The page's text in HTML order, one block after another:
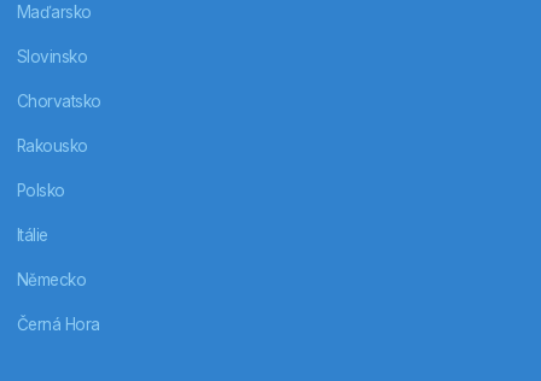
Maďarsko
Slovinsko
Chorvatsko
Rakousko
Polsko
Itálie
Německo
Černá Hora